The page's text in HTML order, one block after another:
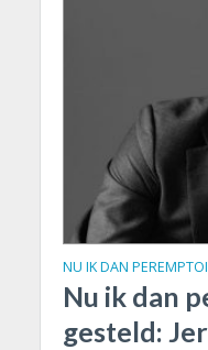
NU IK DAN
Nu ik dan
gesteld: